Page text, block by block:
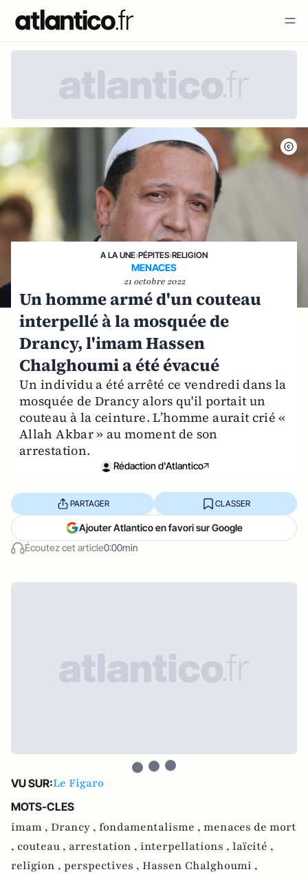
A LA UNE›PÉPITES›RELIGION
MENACES
21 octobre 2022
Un homme armé d'un couteau
interpellé à la mosquée de
Drancy, l'imam Hassen
Chalghoumi a été évacué
Un individu a été arrêté ce vendredi dans la
mosquée de Drancy alors qu'il portait un
couteau à la ceinture. L’homme aurait crié «
Allah Akbar » au moment de son
arrestation.
Rédaction d'Atlantico
Écoutez cet article0:00min
PARTAGER CLASSER
Ajouter Atlantico en favori sur Google
VU SUR:Le Figaro
MOTS-CLES
imam , Drancy , fondamentalisme , menaces de mort
, couteau , arrestation , interpellations , laïcité ,
religion , perspectives , Hassen Chalghoumi ,